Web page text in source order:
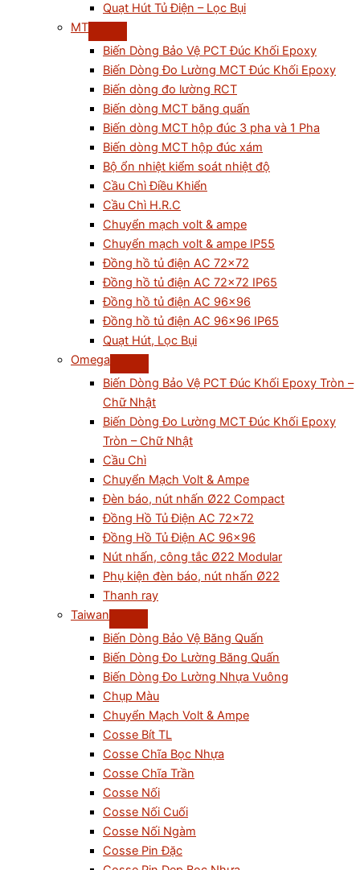
Quạt Hút Tủ Điện – Lọc Bụi
MT
Biến Dòng Bảo Vệ PCT Đúc Khối Epoxy
Biến Dòng Đo Lường MCT Đúc Khối Epoxy
Biến dòng đo lường RCT
Biến dòng MCT băng quấn
Biến dòng MCT hộp đúc 3 pha và 1 Pha
Biến dòng MCT hộp đúc xám
Bộ ổn nhiệt kiểm soát nhiệt độ
Cầu Chì Điều Khiển
Cầu Chì H.R.C
Chuyển mạch volt & ampe
Chuyển mạch volt & ampe IP55
Đồng hồ tủ điện AC 72×72
Đồng hồ tủ điện AC 72×72 IP65
Đồng hồ tủ điện AC 96×96
Đồng hồ tủ điện AC 96×96 IP65
Quạt Hút, Lọc Bụi
Omega
Biến Dòng Bảo Vệ PCT Đúc Khối Epoxy Tròn –
Chữ Nhật
Biến Dòng Đo Lường MCT Đúc Khối Epoxy
Tròn – Chữ Nhật
Cầu Chì
Chuyển Mạch Volt & Ampe
Đèn báo, nút nhấn Ø22 Compact
Đồng Hồ Tủ Điện AC 72×72
Đồng Hồ Tủ Điện AC 96×96
Nút nhấn, công tắc Ø22 Modular
Phụ kiện đèn báo, nút nhấn Ø22
Thanh ray
Taiwan
Biến Dòng Bảo Vệ Băng Quấn
Biến Dòng Đo Lường Băng Quấn
Biến Dòng Đo Lường Nhựa Vuông
Chụp Màu
Chuyển Mạch Volt & Ampe
Cosse Bít TL
Cosse Chĩa Bọc Nhựa
Cosse Chĩa Trần
Cosse Nối
Cosse Nối Cuối
Cosse Nối Ngàm
Cosse Pin Đặc